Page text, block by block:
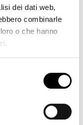
dei dati web,
combinarle
o che hanno